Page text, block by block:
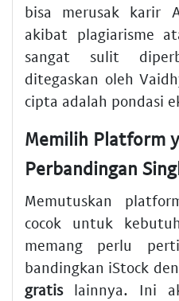
bisa merusak karir
akibat plagiarisme
sangat sulit
ditegaskan oleh
cipta adalah pondasi
Memilih Platform
Perbandingan
Memutuskan
cocok untuk
memang perlu
bandingkan iStock
gratislainnya. Ini